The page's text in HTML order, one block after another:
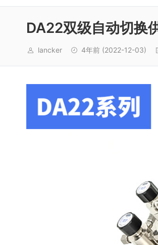
DA22双级自动切换
lancker 4年前 (2022-12-03)